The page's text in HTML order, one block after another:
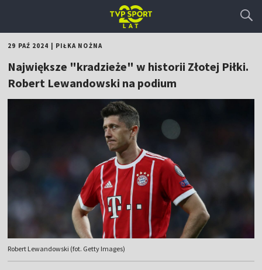
29 PAŹ 2024 PIŁKA NOŻNA
Największe "kradzieże" w historii Złotej Piłki.
Robert Lewandowski na podium
Robert Lewandowski (fot. Getty Images)